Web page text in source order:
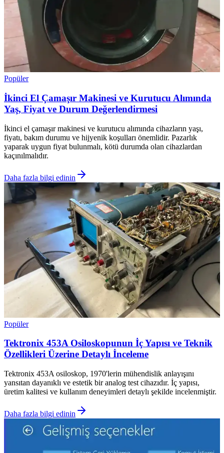
Popüler
İkinci El Çamaşır Makinesi ve Kurutucu Alımında
Yaş, Fiyat ve Durum Değerlendirmesi
İkinci el çamaşır makinesi ve kurutucu alımında cihazların yaşı,
fiyatı, bakım durumu ve hijyenik koşulları önemlidir. Pazarlık
yaparak uygun fiyat bulunmalı, kötü durumda olan cihazlardan
kaçınılmalıdır.
Daha fazla bilgi edinin
Popüler
Tektronix 453A Osiloskopunun İç Yapısı ve Teknik
Özellikleri Üzerine Detaylı İnceleme
Tektronix 453A osiloskop, 1970'lerin mühendislik anlayışını
yansıtan dayanıklı ve estetik bir analog test cihazıdır. İç yapısı,
üretim kalitesi ve kullanım deneyimleri detaylı şekilde incelenmiştir.
Daha fazla bilgi edinin